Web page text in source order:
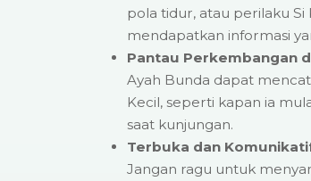
pola tidur, atau perilaku
mendapatkan informasi
Pantau Perkembangan
Ayah Bunda dapat
Kecil, seperti kapan ia
saat kunjungan.
Terbuka dan
Jangan ragu untuk